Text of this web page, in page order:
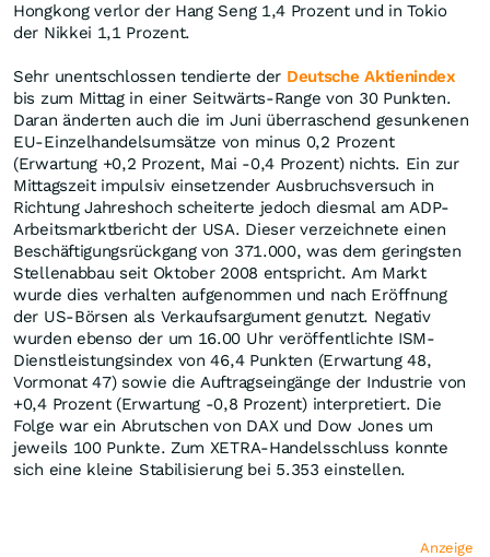
Hongkong verlor der Hang Seng 1,4 Prozent und in Tokio
der Nikkei 1,1 Prozent.
Sehr unentschlossen tendierte der Deutsche Aktienindex
bis zum Mittag in einer Seitwärts-Range von 30 Punkten.
Daran änderten auch die im Juni überraschend gesunkenen
EU-Einzelhandelsumsätze von minus 0,2 Prozent
(Erwartung +0,2 Prozent, Mai -0,4 Prozent) nichts. Ein zur
Mittagszeit impulsiv einsetzender Ausbruchsversuch in
Richtung Jahreshoch scheiterte jedoch diesmal am ADP-
Arbeitsmarktbericht der USA. Dieser verzeichnete einen
Beschäftigungsrückgang von 371.000, was dem geringsten
Stellenabbau seit Oktober 2008 entspricht. Am Markt
wurde dies verhalten aufgenommen und nach Eröffnung
der US-Börsen als Verkaufsargument genutzt. Negativ
wurden ebenso der um 16.00 Uhr veröffentlichte ISM-
Dienstleistungsindex von 46,4 Punkten (Erwartung 48,
Vormonat 47) sowie die Auftragseingänge der Industrie von
+0,4 Prozent (Erwartung -0,8 Prozent) interpretiert. Die
Folge war ein Abrutschen von DAX und Dow Jones um
jeweils 100 Punkte. Zum XETRA-Handelsschluss konnte
sich eine kleine Stabilisierung bei 5.353 einstellen.
Anzeige